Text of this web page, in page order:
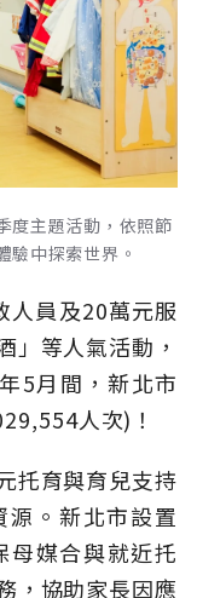
度主題活動，依照節
驗中探索世界。
人員及20萬元服
」等人氣活動，
5月間，新北市
人次)！
托育與育兒支持
。新北市設置
母媒合與就近托
，協助家長因應